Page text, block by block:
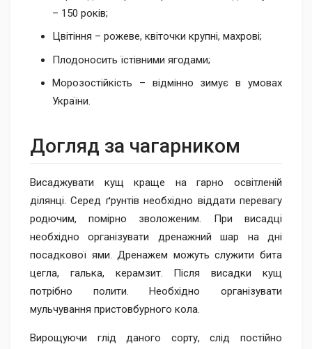
– 150 років;
Цвітіння – рожеве, квіточки крупні, махрові;
Плодоносить їстівними ягодами;
Морозостійкість – відмінно зимує в умовах
України.
Догляд за чагарником
Висаджувати кущ краще на гарно освітленій
ділянці. Серед ґрунтів необхідно віддати перевагу
родючим, помірно зволоженим. При висадці
необхідно організувати дренажний шар на дні
посадкової ями. Дренажем можуть служити бита
цегла, галька, керамзит. Після висадки кущ
потрібно полити. Необхідно організувати
мульчування пристовбурного кола.
Вирощуючи глід даного сорту, слід постійно